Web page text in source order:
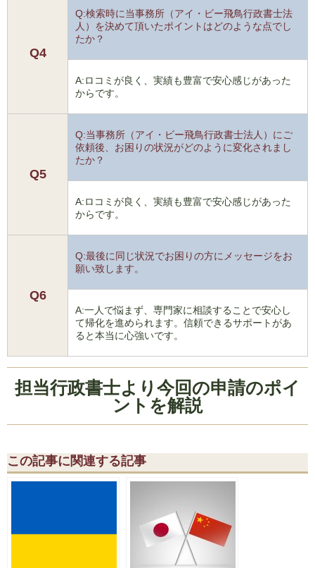
Q4
Q:検索時に当事務所（アイ・ビー飛鳥行政書士法
人）を決めて頂いたポイントはどのような点でし
たか？
A:ロコミが良く、実績も豊富で安心感じがあった
からです。
Q5
Q:当事務所（アイ・ビー飛鳥行政書士法人）にご
依頼後、お困りの状況がどのように変化されまし
たか？
A:ロコミが良く、実績も豊富で安心感じがあった
からです。
Q6
Q:最後に同じ状況でお困りの方にメッセージをお
願い致します。
A:一人で悩まず、専門家に相談することで安心し
て帰化を進められます。信頼できるサポートがあ
ると本当に心強いです。
担当行政書士より今回の申請のポイ
ントを解説
この記事に関連する記事